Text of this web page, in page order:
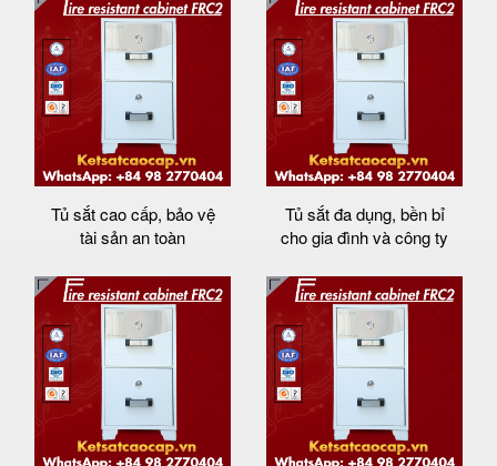
Tủ sắt cao cấp, bảo vệ
tài sản an toàn
Tủ sắt đa dụng, bền bỉ
cho gia đình và công ty